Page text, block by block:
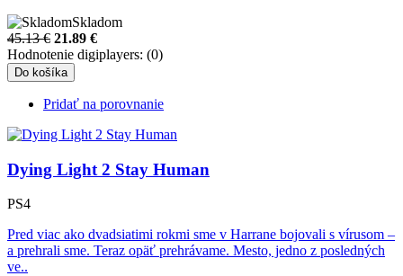
Skladom
45.13 € 21.89 €
Hodnotenie digiplayers: (0)
Do košíka
Pridať na porovnanie
Dying Light 2 Stay Human
PS4
Pred viac ako dvadsiatimi rokmi sme v Harrane bojovali s vírusom –
a prehrali sme. Teraz opäť prehrávame. Mesto, jedno z posledných
ve..